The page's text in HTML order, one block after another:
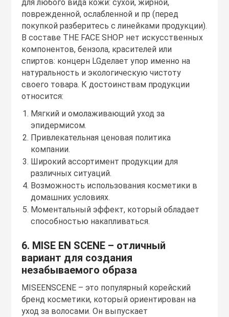
для любого вида кожи: сухой, жирной,
поврежденной, ослабленной и пр (перед
покупкой разберитесь с линейками продукции).
В составе THE FACE SHOP нет искусственных
компонентов, бензола, красителей или
спиртов: концерн LGделает упор именно на
натуральность и экологическую чистоту
своего товара. К достоинствам продукции
относится:
Мягкий и омолаживающий уход за
эпидермисом.
Привлекательная ценовая политика
компании.
Широкий ассортимент продукции для
различных ситуаций.
Возможность использования косметики в
домашних условиях.
Моментальный эффект, который обладает
способностью накапливаться.
6. MISE EN SCENE – отличный
вариант для создания
незабываемого образа
MISEENSCENE – это популярный корейский
бренд косметики, который ориентирован на
уход за волосами. Он выпускает